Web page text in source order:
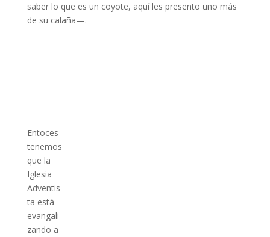
saber lo que es un coyote, aquí les presento uno más
de su calaña—.
Entoces
tenemos
que la
Iglesia
Adventis
ta está
evangali
zando a